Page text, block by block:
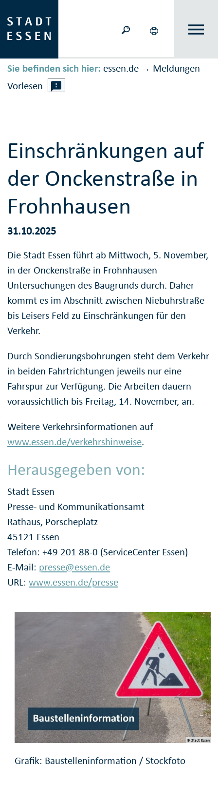
Sie befinden sich hier: essen.de → Meldungen
Vorlesen
Einschränkungen auf
der Onckenstraße in
Frohnhausen
31.10.2025
Die Stadt Essen führt ab Mittwoch, 5. November,
in der Onckenstraße in Frohnhausen
Untersuchungen des Baugrunds durch. Daher
kommt es im Abschnitt zwischen Niebuhrstraße
bis Leisers Feld zu Einschränkungen für den
Verkehr.
Durch Sondierungsbohrungen steht dem Verkehr
in beiden Fahrtrichtungen jeweils nur eine
Fahrspur zur Verfügung. Die Arbeiten dauern
voraussichtlich bis Freitag, 14. November, an.
Weitere Verkehrsinformationen auf
www.essen.de/verkehrshinweise.
Herausgegeben von:
Stadt Essen
Presse- und Kommunikationsamt
Rathaus, Porscheplatz
45121 Essen
Telefon: +49 201 88-0 (ServiceCenter Essen)
E-Mail: presse@essen.de
URL: www.essen.de/presse
© Stadt Essen
Grafik: Baustelleninformation / Stockfoto